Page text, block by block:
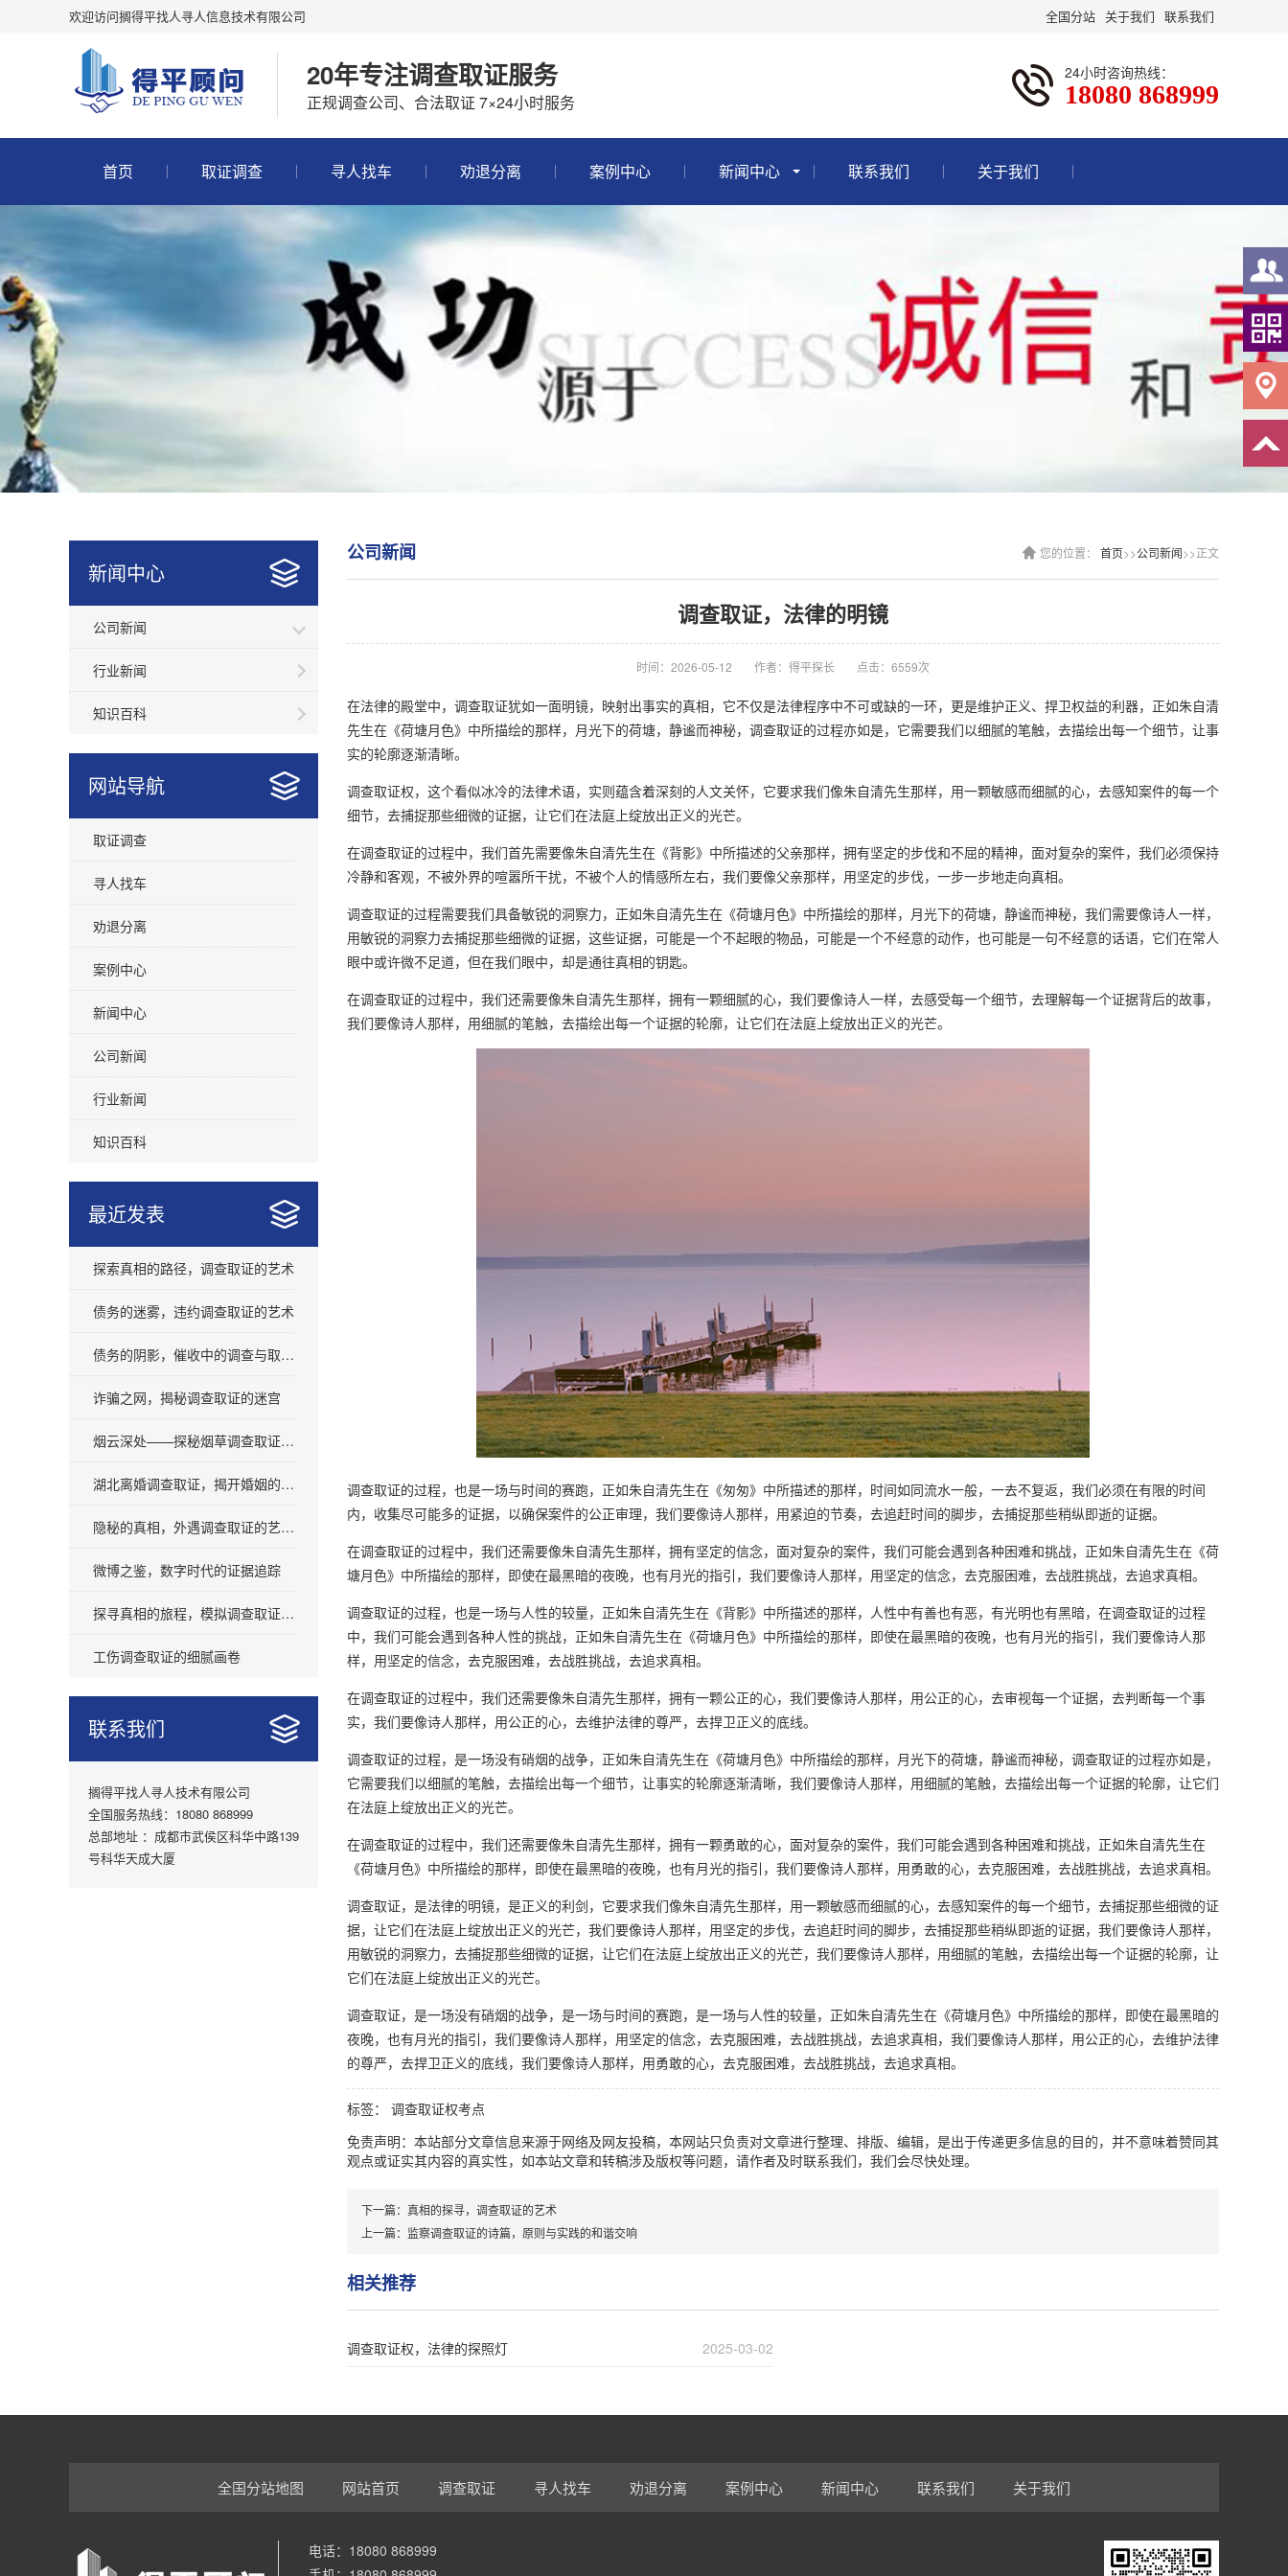
全国分站 关于我们 联系我们
欢迎访问搁得平找人寻人信息技术有限公司
20年专注调查取证服务
正规调查公司、合法取证 7×24小时服务
24小时咨询热线：
18080 868999
首页 取证调查 寻人找车 劝退分离 案例中心 新闻中心 联系我们 关于我们
新闻中心
公司新闻
行业新闻
知识百科
网站导航
取证调查
寻人找车
劝退分离
案例中心
新闻中心
公司新闻
行业新闻
知识百科
最近发表
探索真相的路径，调查取证的艺术
债务的迷雾，违约调查取证的艺术
债务的阴影，催收中的调查与取证艺术
诈骗之网，揭秘调查取证的迷宫
烟云深处——探秘烟草调查取证之旅
湖北离婚调查取证，揭开婚姻的面纱
隐秘的真相，外遇调查取证的艺术与道德
微博之鉴，数字时代的证据追踪
探寻真相的旅程，模拟调查取证的艺术
工伤调查取证的细腻画卷
联系我们
搁得平找人寻人技术有限公司
全国服务热线：18080 868999
总部地址 ：成都市武侯区科华中路139
号科华天成大厦
您的位置： 首页>>公司新闻>>正文
公司新闻
调查取证，法律的明镜
时间：2026-05-12 作者：得平探长 点击：6559次
在法律的殿堂中，调查取证犹如一面明镜，映射出事实的真相，它不仅是法律程序中不可或缺的一环，更是维护正义、捍卫权益的利器，正如朱自清
先生在《荷塘月色》中所描绘的那样，月光下的荷塘，静谧而神秘，调查取证的过程亦如是，它需要我们以细腻的笔触，去描绘出每一个细节，让事
实的轮廓逐渐清晰。
调查取证权，这个看似冰冷的法律术语，实则蕴含着深刻的人文关怀，它要求我们像朱自清先生那样，用一颗敏感而细腻的心，去感知案件的每一个
细节，去捕捉那些细微的证据，让它们在法庭上绽放出正义的光芒。
在调查取证的过程中，我们首先需要像朱自清先生在《背影》中所描述的父亲那样，拥有坚定的步伐和不屈的精神，面对复杂的案件，我们必须保持
冷静和客观，不被外界的喧嚣所干扰，不被个人的情感所左右，我们要像父亲那样，用坚定的步伐，一步一步地走向真相。
调查取证的过程需要我们具备敏锐的洞察力，正如朱自清先生在《荷塘月色》中所描绘的那样，月光下的荷塘，静谧而神秘，我们需要像诗人一样，
用敏锐的洞察力去捕捉那些细微的证据，这些证据，可能是一个不起眼的物品，可能是一个不经意的动作，也可能是一句不经意的话语，它们在常人
眼中或许微不足道，但在我们眼中，却是通往真相的钥匙。
在调查取证的过程中，我们还需要像朱自清先生那样，拥有一颗细腻的心，我们要像诗人一样，去感受每一个细节，去理解每一个证据背后的故事，
我们要像诗人那样，用细腻的笔触，去描绘出每一个证据的轮廓，让它们在法庭上绽放出正义的光芒。
调查取证的过程，也是一场与时间的赛跑，正如朱自清先生在《匆匆》中所描述的那样，时间如同流水一般，一去不复返，我们必须在有限的时间
内，收集尽可能多的证据，以确保案件的公正审理，我们要像诗人那样，用紧迫的节奏，去追赶时间的脚步，去捕捉那些稍纵即逝的证据。
在调查取证的过程中，我们还需要像朱自清先生那样，拥有坚定的信念，面对复杂的案件，我们可能会遇到各种困难和挑战，正如朱自清先生在《荷
塘月色》中所描绘的那样，即使在最黑暗的夜晚，也有月光的指引，我们要像诗人那样，用坚定的信念，去克服困难，去战胜挑战，去追求真相。
调查取证的过程，也是一场与人性的较量，正如朱自清先生在《背影》中所描述的那样，人性中有善也有恶，有光明也有黑暗，在调查取证的过程
中，我们可能会遇到各种人性的挑战，正如朱自清先生在《荷塘月色》中所描绘的那样，即使在最黑暗的夜晚，也有月光的指引，我们要像诗人那
样，用坚定的信念，去克服困难，去战胜挑战，去追求真相。
在调查取证的过程中，我们还需要像朱自清先生那样，拥有一颗公正的心，我们要像诗人那样，用公正的心，去审视每一个证据，去判断每一个事
实，我们要像诗人那样，用公正的心，去维护法律的尊严，去捍卫正义的底线。
调查取证的过程，是一场没有硝烟的战争，正如朱自清先生在《荷塘月色》中所描绘的那样，月光下的荷塘，静谧而神秘，调查取证的过程亦如是，
它需要我们以细腻的笔触，去描绘出每一个细节，让事实的轮廓逐渐清晰，我们要像诗人那样，用细腻的笔触，去描绘出每一个证据的轮廓，让它们
在法庭上绽放出正义的光芒。
在调查取证的过程中，我们还需要像朱自清先生那样，拥有一颗勇敢的心，面对复杂的案件，我们可能会遇到各种困难和挑战，正如朱自清先生在
《荷塘月色》中所描绘的那样，即使在最黑暗的夜晚，也有月光的指引，我们要像诗人那样，用勇敢的心，去克服困难，去战胜挑战，去追求真相。
调查取证，是法律的明镜，是正义的利剑，它要求我们像朱自清先生那样，用一颗敏感而细腻的心，去感知案件的每一个细节，去捕捉那些细微的证
据，让它们在法庭上绽放出正义的光芒，我们要像诗人那样，用坚定的步伐，去追赶时间的脚步，去捕捉那些稍纵即逝的证据，我们要像诗人那样，
用敏锐的洞察力，去捕捉那些细微的证据，让它们在法庭上绽放出正义的光芒，我们要像诗人那样，用细腻的笔触，去描绘出每一个证据的轮廓，让
它们在法庭上绽放出正义的光芒。
调查取证，是一场没有硝烟的战争，是一场与时间的赛跑，是一场与人性的较量，正如朱自清先生在《荷塘月色》中所描绘的那样，即使在最黑暗的
夜晚，也有月光的指引，我们要像诗人那样，用坚定的信念，去克服困难，去战胜挑战，去追求真相，我们要像诗人那样，用公正的心，去维护法律
的尊严，去捍卫正义的底线，我们要像诗人那样，用勇敢的心，去克服困难，去战胜挑战，去追求真相。
标签： 调查取证权考点
免责声明：本站部分文章信息来源于网络及网友投稿，本网站只负责对文章进行整理、排版、编辑，是出于传递更多信息的目的，并不意味着赞同其
观点或证实其内容的真实性，如本站文章和转稿涉及版权等问题，请作者及时联系我们，我们会尽快处理。
下一篇： 真相的探寻，调查取证的艺术
上一篇： 监察调查取证的诗篇，原则与实践的和谐交响
相关推荐
2025-03-02
调查取证权，法律的探照灯
全国分站地图 网站首页 调查取证 寻人找车 劝退分离 案例中心 新闻中心 联系我们 关于我们
电话：18080 868999